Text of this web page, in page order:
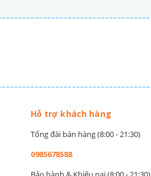
Hỗ trợ khách hàng
Tổng đài bán hàng (8:00 - 21:30)
0985678588